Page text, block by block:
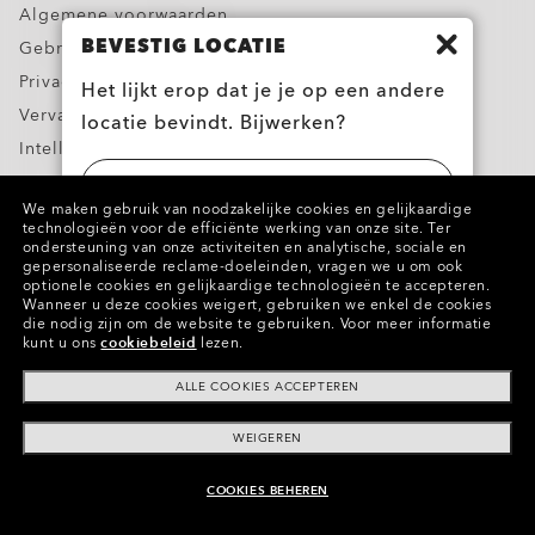
Algemene voorwaarden
Gebruiksvoorwaarden
Privacybeleid
Vervalsingen melden
Intellectuele eigendom
Contacten en Informatie over Productveiligheid
Copyright ©2023 Oakley, Inc. Alle rechten
voorbehouden.
WebID:810 419 655
Andere websites van de groep
BEVESTIG LOCATIE
Het lijkt erop dat je je op een andere
locatie bevindt. Bijwerken?
BELGIË (BELGIUM)
We maken gebruik van noodzakelijke cookies en gelijkaardige
technologieën voor de efficiënte werking van onze site. Ter
ondersteuning van onze activiteiten en analytische, sociale en
gepersonaliseerde reclame-doeleinden, vragen we u om ook
optionele cookies en gelijkaardige technologieën te accepteren.
Wanneer u deze cookies weigert, gebruiken we enkel de cookies
die nodig zijn om de website te gebruiken. Voor meer informatie
kunt u onscookiebeleid lezen.
ALLE COOKIES ACCEPTEREN
WEIGEREN
COOKIES BEHEREN